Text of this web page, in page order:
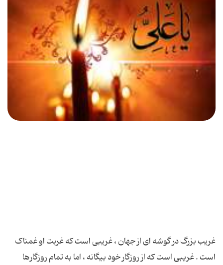
غریب بزرگ در گوشه ای از جهان ، غریبی است که غربت او غمناک
است . غریبی است که از روزگار خود بیگانه ، اما به تمام روزگارها